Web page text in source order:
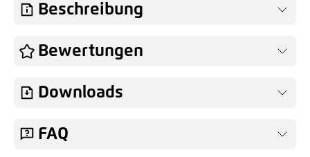
Beschreibung
Bewertungen
Downloads
FAQ